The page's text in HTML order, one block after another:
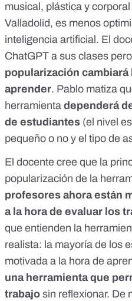
musical, plástica y
Valladolid, es menos
inteligencia artificial. El
ChatGPT a sus clases pero
popularización cambiará
aprender. Pablo matiza
herramienta dependerá
de estudiantes (el nivel
pequeño o no y el tipo de
El docente cree que la
popularización de la
profesores ahora están
a la hora de evaluar los
que entienden la
realista: la mayoría de los
motivada a la hora de
una herramienta que
trabajo sin reflexionar. De